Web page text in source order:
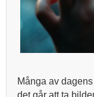
Många av
det går att ta